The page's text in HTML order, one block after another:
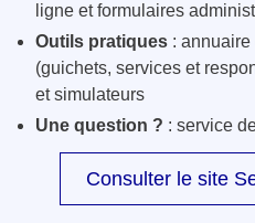
ligne et formulaires
Outils pratiques : annuaire
(guichets, services et
et simulateurs
Une question ? : service
Consulter le site